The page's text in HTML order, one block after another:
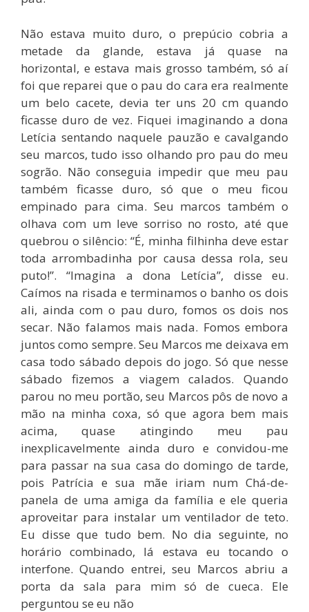
Não estava muito duro, o prepúcio cobria a
metade da glande, estava já quase na
horizontal, e estava mais grosso também, só aí
foi que reparei que o pau do cara era realmente
um belo cacete, devia ter uns 20 cm quando
ficasse duro de vez. Fiquei imaginando a dona
Letícia sentando naquele pauzão e cavalgando
seu marcos, tudo isso olhando pro pau do meu
sogrão. Não conseguia impedir que meu pau
também ficasse duro, só que o meu ficou
empinado para cima. Seu marcos também o
olhava com um leve sorriso no rosto, até que
quebrou o silêncio: “É, minha filhinha deve estar
toda arrombadinha por causa dessa rola, seu
puto!”. “Imagina a dona Letícia”, disse eu.
Caímos na risada e terminamos o banho os dois
ali, ainda com o pau duro, fomos os dois nos
secar. Não falamos mais nada. Fomos embora
juntos como sempre. Seu Marcos me deixava em
casa todo sábado depois do jogo. Só que nesse
sábado fizemos a viagem calados. Quando
parou no meu portão, seu Marcos pôs de novo a
mão na minha coxa, só que agora bem mais
acima, quase atingindo meu pau
inexplicavelmente ainda duro e convidou-me
para passar na sua casa do domingo de tarde,
pois Patrícia e sua mãe iriam num Chá-de-
panela de uma amiga da família e ele queria
aproveitar para instalar um ventilador de teto.
Eu disse que tudo bem. No dia seguinte, no
horário combinado, lá estava eu tocando o
interfone. Quando entrei, seu Marcos abriu a
porta da sala para mim só de cueca. Ele
perguntou se eu não